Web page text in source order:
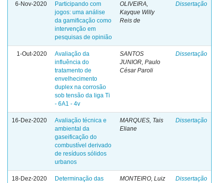
6-Nov-2020
Participando com
jogos: uma análise
da gamificação como
intervenção em
pesquisas de opinião
OLIVEIRA,
Kayque Willy
Reis de
Dissertação
1-Out-2020
Avaliação da
influência do
tratamento de
envelhecimento
duplex na corrosão
sob tensão da liga Ti
- 6A1 - 4v
SANTOS
JUNIOR, Paulo
César Paroli
Dissertação
16-Dez-2020
Avaliação técnica e
ambiental da
gaseificação do
combustível derivado
de resíduos sólidos
urbanos
MARQUES, Tais
Eliane
Dissertação
18-Dez-2020
Determinação das
MONTEIRO, Luiz
Dissertação